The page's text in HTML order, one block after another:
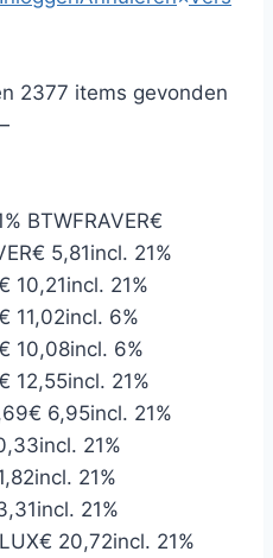
2377 items gevonden
BTWFRAVER€
€ 5,81incl. 21%
10,21incl. 21%
11,02incl. 6%
10,08incl. 6%
12,55incl. 21%
€ 6,95incl. 21%
incl. 21%
incl. 21%
incl. 21%
€ 20,72incl. 21%